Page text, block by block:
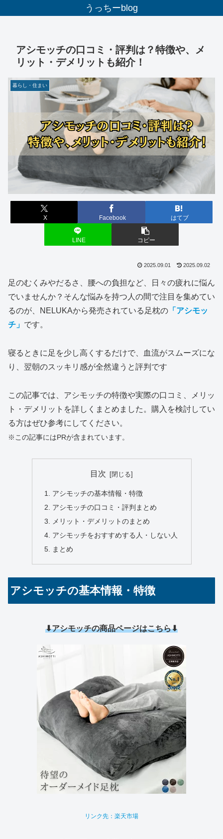
うっちーblog
アシモッチの口コミ・評判は？特徴や、メ
リット・デメリットも紹介！
暮らし・住まい
X Facebook はてブ
LINE コピー
2025.09.01 2025.09.02
足のむくみやだるさ、腰への負担など、日々の疲れに悩ん
でいませんか？そんな悩みを持つ人の間で注目を集めてい
るのが、NELUKAから発売されている足枕の 「アシモッ
チ」 です。
寝るときに足を少し高くするだけで、血流がスムーズにな
り、翌朝のスッキリ感が全然違うと評判です
この記事では、アシモッチの特徴や実際の口コミ、メリッ
ト・デメリットを詳しくまとめました。購入を検討してい
る方はぜひ参考にしてください。
※この記事にはPRが含まれています。
目次
アシモッチの基本情報・特徴
アシモッチの口コミ・評判まとめ
メリット・デメリットのまとめ
アシモッチをおすすめする人・しない人
まとめ
アシモッチの基本情報・特徴
⬇アシモッチの商品ページはこちら⬇
リンク先：楽天市場